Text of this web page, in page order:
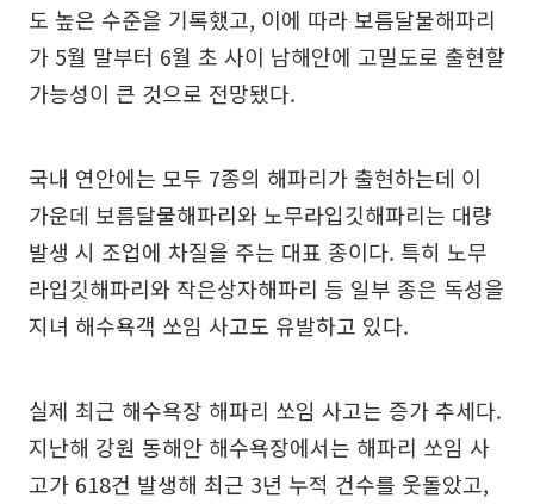
도 높은 수준을 기록했고, 이에 따라 보름달물해파리
가 5월 말부터 6월 초 사이 남해안에 고밀도로 출현할
가능성이 큰 것으로 전망됐다.
국내 연안에는 모두 7종의 해파리가 출현하는데 이
가운데 보름달물해파리와 노무라입깃해파리는 대량
발생 시 조업에 차질을 주는 대표 종이다. 특히 노무
라입깃해파리와 작은상자해파리 등 일부 종은 독성을
지녀 해수욕객 쏘임 사고도 유발하고 있다.
실제 최근 해수욕장 해파리 쏘임 사고는 증가 추세다.
지난해 강원 동해안 해수욕장에서는 해파리 쏘임 사
고가 618건 발생해 최근 3년 누적 건수를 웃돌았고,